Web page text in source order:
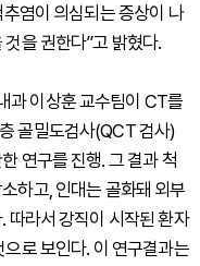
염이 의심되는 증상이 나
을 권한다”고 밝혔다.
과 이상훈 교수팀이 CT를
골밀도검사(QCT 검사)
연구를 진행. 그 결과 척
하고, 인대는 골화돼 외부
따라서 강직이 시작된 환자
로 보인다. 이 연구결과는